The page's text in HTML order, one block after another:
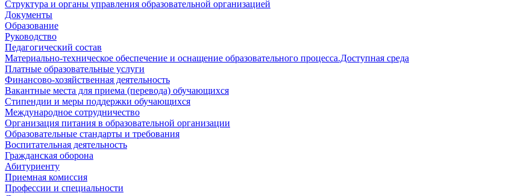
Структура и органы управления образовательной организацией
Документы
Образование
Руководство
Педагогический состав
Материально-техническое обеспечение и оснащение образовательного процесса.Доступная среда
Платные образовательные услуги
Финансово-хозяйственная деятельность
Вакантные места для приема (перевода) обучающихся
Стипендии и меры поддержки обучающихся
Международное сотрудничество
Организация питания в образовательной организации
Образовательные стандарты и требования
Воспитательная деятельность
Гражданская оборона
Абитуриенту
Приемная комиссия
Профессии и специальности